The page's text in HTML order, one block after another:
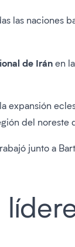
las naciones
de Iránen
expansión
del noreste
junto a